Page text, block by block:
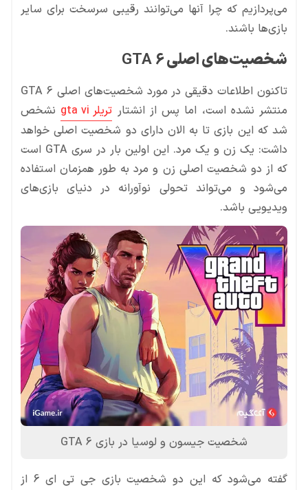
می‌پردازیم که چرا آنها می‌توانند رقیبی سرسخت برای سایر
بازی‌ها باشند.
شخصیت‌های اصلیGTA 6
تاکنون اطلاعات دقیقی در مورد شخصیت‌های اصلی GTA 6
منتشر نشده است، اما پس از انشتار تریلر gta vi
نشخص
شد که این بازی تا به الان دارای دو شخصیت اصلی خواهد
داشت: یک زن و یک مرد. این اولین بار در سری GTA است
که از دو شخصیت اصلی زن و مرد به طور همزمان استفاده
می‌شود و می‌تواند تحولی نوآورانه در دنیای بازی‌های
ویدیویی باشد.
شخصیت جیسون و لوسیا در بازی GTA 6
گفته می‌شود که این دو شخصیت بازی جی تی ای 6 از